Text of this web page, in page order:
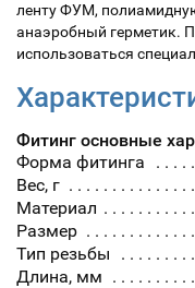
ленту ФУМ,
анаэробный герметик.
использоваться
Фитинг основные
Форма фитинга
Вес, г
Материал
Размер
Тип резьбы
Длина, мм